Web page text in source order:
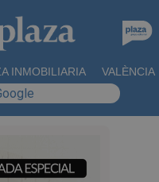
INMOBILIARIA VALÈNCIA